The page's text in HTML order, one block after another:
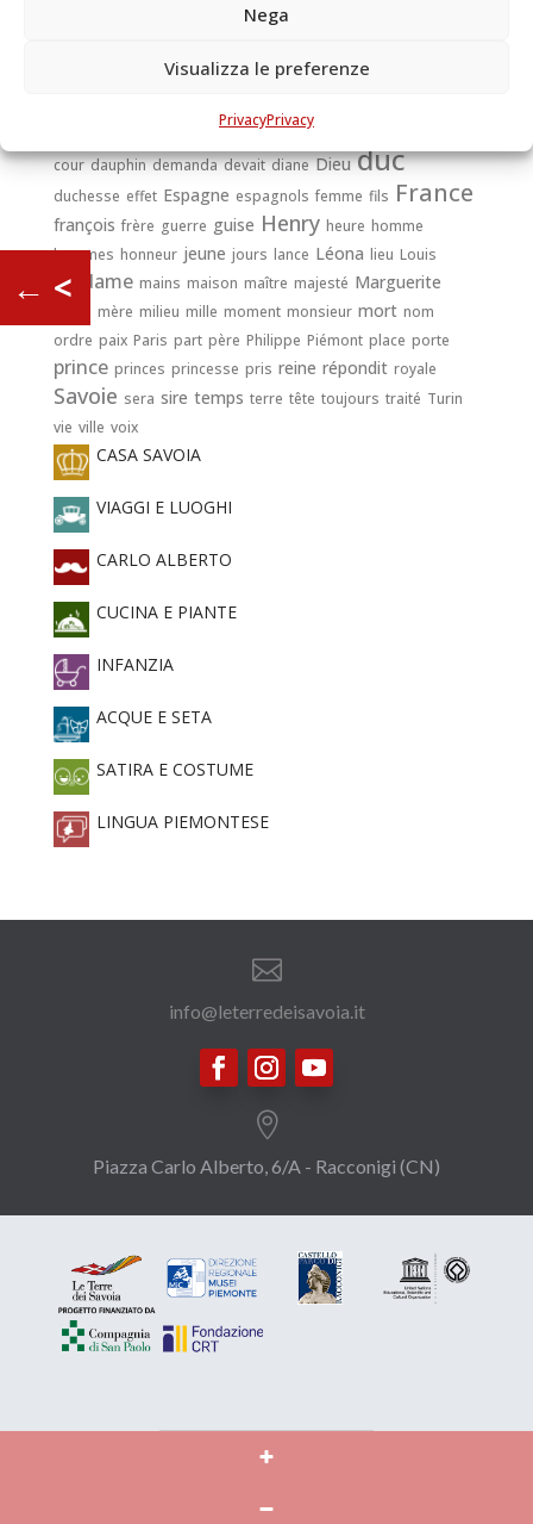
Nega
Visualizza le preferenze
PrivacyPrivacy
Emmanuel Philibert
Catherine Charles
Charles Emmanuel
comte connétable
cour dauphin demanda devait diane Dieu duc
duchesse effet Espagne espagnols femme fils France
françois frère guerre guise Henry heure homme
hommes honneur jeune jours lance Léona lieu Louis
madame mains maison maître majesté Marguerite
mère milieu mille moment monsieur mort nom
ordre paix Paris part père Philippe Piémont place porte
prince princes princesse pris reine répondit royale
Savoie sera sire temps terre tête toujours traité Turin
vie ville voix
CASA SAVOIA
VIAGGI E LUOGHI
CARLO ALBERTO
CUCINA E PIANTE
INFANZIA
ACQUE E SETA
SATIRA E COSTUME
LINGUA PIEMONTESE
← <

info@leterredeisavoia.it

Piazza Carlo Alberto, 6/A - Racconigi (CN)
© 2021 La biblioteca di Carlo Alberto - Castello di Racconigi